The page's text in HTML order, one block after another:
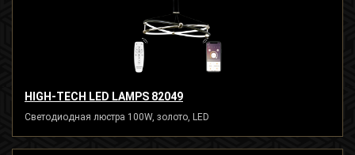
HIGH-TECH LED LAMPS 82049
Светодиодная люстра 100W, золото, LED